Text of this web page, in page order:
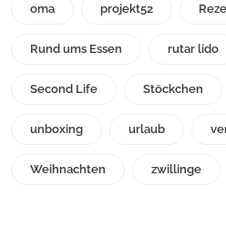
oma projekt52
Rund ums Essen rutar lido
Second Life Stöckchen
unboxing urlaub
Weihnachten zwillinge